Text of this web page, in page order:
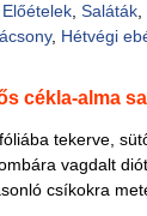
Előételek, Saláták,
, Hétvégi
cékla-alma
tekerve,
vagdalt
csíkokra